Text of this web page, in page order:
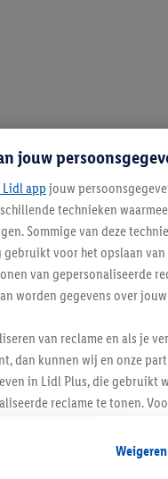
Lidl Nieuwsbrief
jouw
app jouw
technieken
Sommige van deze
voor het opslaan
van gepersonaliseerde
worden gegevens over
van reclame en als je
dan kunnen wij en onze
in Lidl Plus, die gebruikt
reclame te tonen.
advertenties worden
Weigeren